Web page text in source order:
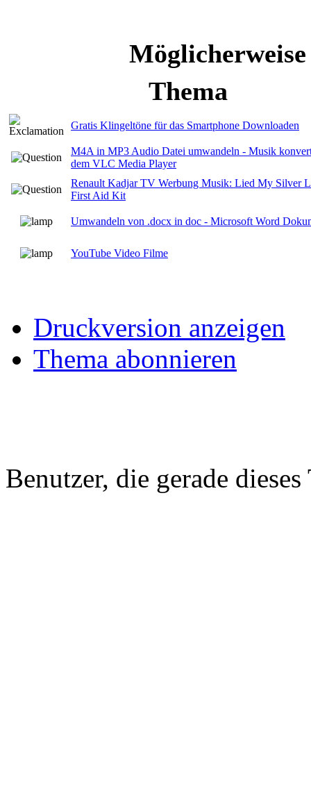
Thema
Gratis Klingeltöne für das Smartphone Downloaden
M4A in MP3 Audio Datei umwandeln - Musik
dem VLC Media Player
Renault Kadjar TV Werbung Musik: Lied My Silver
First Aid Kit
Umwandeln von .docx in doc - Microsoft Word
YouTube Video Filme
Druckversion anzeigen
Thema abonnieren
Benutzer, die gerade